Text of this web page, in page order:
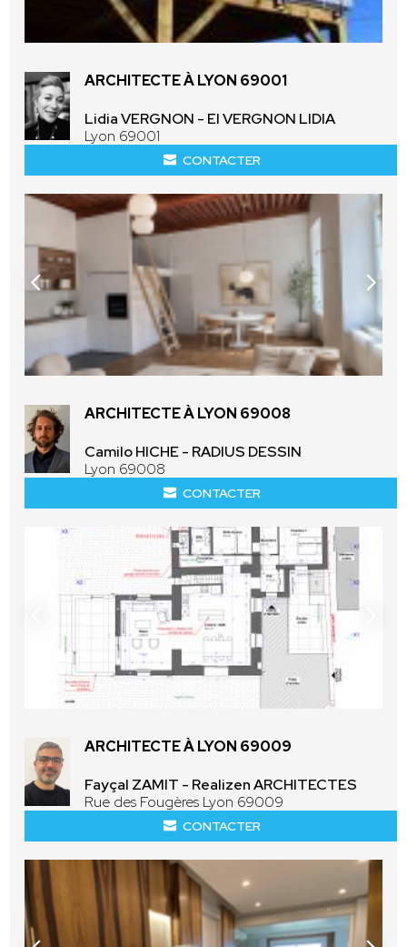
ARCHITECTE À LYON 69001
Lidia VERGNON - EI VERGNON LIDIA
Lyon 69001
CONTACTER
ARCHITECTE À LYON 69008
Camilo HICHE - RADIUS DESSIN
Lyon 69008
CONTACTER
ARCHITECTE À LYON 69009
Fayçal ZAMIT - Realizen ARCHITECTES
Rue des Fougères Lyon 69009
CONTACTER